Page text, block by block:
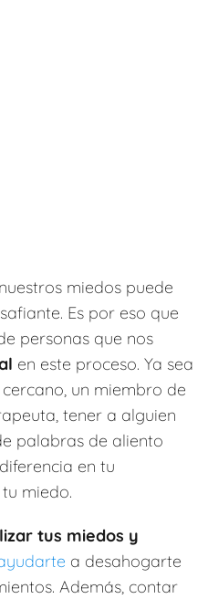
miedos puede
Es por eso que
personas que nos
en este proceso. Ya sea
un miembro de
tener a alguien
palabras de aliento
en tu
miedo.
tus miedos y
a desahogarte
Además, contar